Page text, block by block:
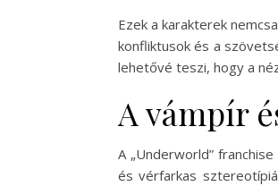
Ezek a karakterek
konfliktusok és a
lehetővé teszi, hogy a
A vámpír
A „Underworld”
és vérfarkas